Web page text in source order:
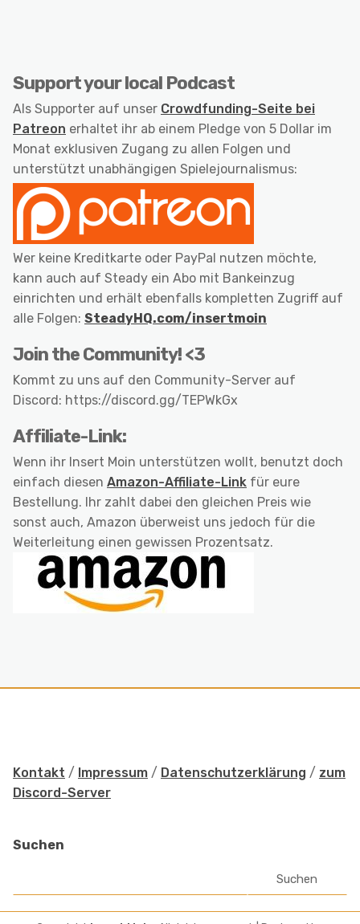
Support your local Podcast
Als Supporter auf unser Crowdfunding-Seite bei
Patreon erhaltet ihr ab einem Pledge von 5 Dollar im
Monat exklusiven Zugang zu allen Folgen und
unterstützt unabhängigen Spielejournalismus:
Wer keine Kreditkarte oder PayPal nutzen möchte,
kann auch auf Steady ein Abo mit Bankeinzug
einrichten und erhält ebenfalls kompletten Zugriff auf
alle Folgen: SteadyHQ.com/insertmoin
Join the Community! <3
Kommt zu uns auf den Community-Server auf
Discord: https://discord.gg/TEPWkGx
Affiliate-Link:
Wenn ihr Insert Moin unterstützen wollt, benutzt doch
einfach diesen Amazon-Affiliate-Link für eure
Bestellung. Ihr zahlt dabei den gleichen Preis wie
sonst auch, Amazon überweist uns jedoch für die
Weiterleitung einen gewissen Prozentsatz.
Kontakt / Impressum / Datenschutzerklärung / zum
Discord-Server
Suchen
Suchen